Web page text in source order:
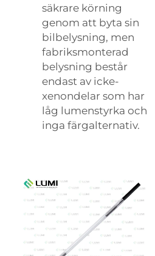
säkrare körning
genom att byta sin
bilbelysning, men
fabriksmonterad
belysning består
endast av icke-
xenondelar som har
låg lumenstyrka och
inga färgalternativ.